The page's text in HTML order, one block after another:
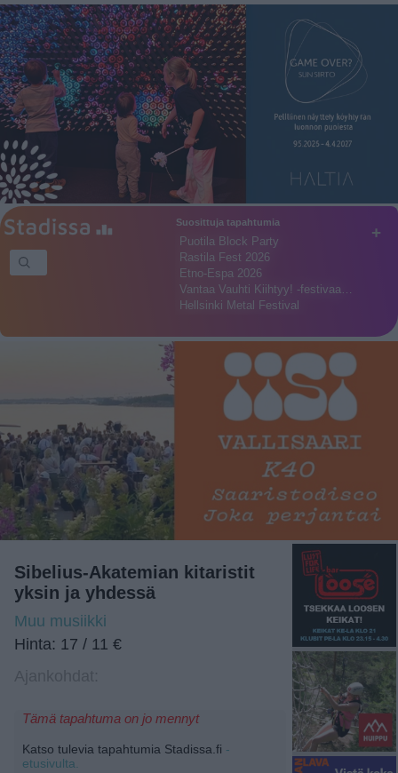
+
Suosittuja tapahtumia
Puotila Block Party
Rastila Fest 2026
Etno-Espa 2026
Vantaa Vauhti Kiihtyy! -festivaa…
Hellsinki Metal Festival
Sibelius-Akatemian kitaristit
yksin ja yhdessä
Muu musiikki
Hinta: 17 / 11 €
Tämä tapahtuma on jo mennyt
Katso tulevia tapahtumia Stadissa.fi -
etusivulta.